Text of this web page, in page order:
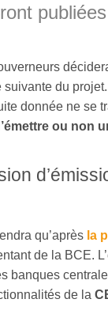
suivante du
donnée ne se
ou non
qu’après la
de la BCE.
banques
de la